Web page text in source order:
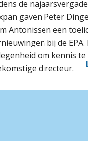
de
gaven Peter
Antonissen een
bij de EPA.
om kennis te
directeur.